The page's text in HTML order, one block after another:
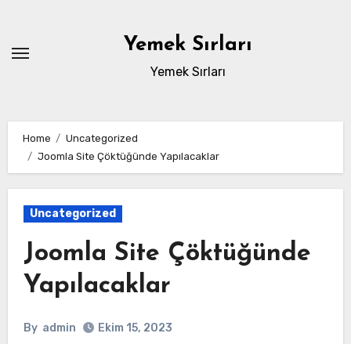
content
Yemek Sırları
Yemek Sırları
Home
Uncategorized
Joomla Site Çöktüğünde Yapılacaklar
Uncategorized
Joomla Site Çöktüğünde
Yapılacaklar
By admin Ekim 15, 2023